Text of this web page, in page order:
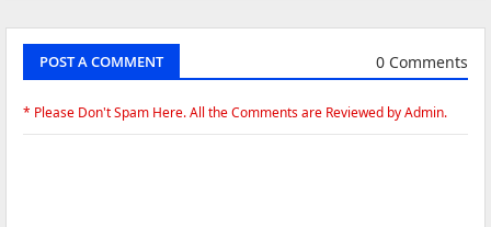
POST A COMMENT 0 Comments
* Please Don't Spam Here. All the Comments are Reviewed by Admin.